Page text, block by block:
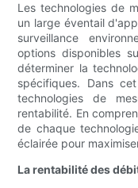
Les technologies de
un large éventail
surveillance
options disponibles
déterminer la
spécifiques. Dans
technologies de
rentabilité. En
de chaque
éclairée pour
La rentabilité des